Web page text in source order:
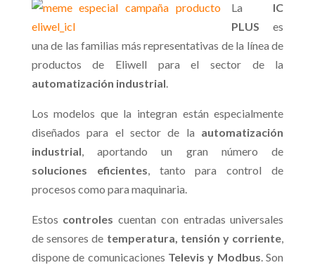
La IC
PLUS es
una de las familias más representativas de la línea de
productos de Eliwell para el sector de la
automatización industrial.
Los modelos que la integran están especialmente
diseñados para el sector de la automatización
industrial, aportando un gran número de
soluciones eficientes, tanto para control de
procesos como para maquinaria.
Estos controles cuentan con entradas universales
de sensores de temperatura, tensión y corriente,
dispone de comunicaciones Televis y Modbus. Son